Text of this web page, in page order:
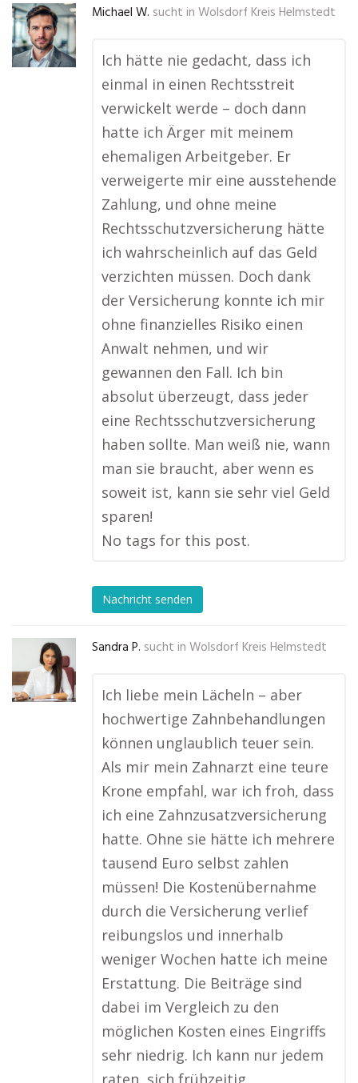
Michael W. sucht in Wolsdorf Kreis Helmstedt
Ich hätte nie gedacht, dass ich
einmal in einen Rechtsstreit
verwickelt werde – doch dann
hatte ich Ärger mit meinem
ehemaligen Arbeitgeber. Er
verweigerte mir eine ausstehende
Zahlung, und ohne meine
Rechtsschutzversicherung hätte
ich wahrscheinlich auf das Geld
verzichten müssen. Doch dank
der Versicherung konnte ich mir
ohne finanzielles Risiko einen
Anwalt nehmen, und wir
gewannen den Fall. Ich bin
absolut überzeugt, dass jeder
eine Rechtsschutzversicherung
haben sollte. Man weiß nie, wann
man sie braucht, aber wenn es
soweit ist, kann sie sehr viel Geld
sparen!
No tags for this post.
Nachricht senden
Sandra P. sucht in Wolsdorf Kreis Helmstedt
Ich liebe mein Lächeln – aber
hochwertige Zahnbehandlungen
können unglaublich teuer sein.
Als mir mein Zahnarzt eine teure
Krone empfahl, war ich froh, dass
ich eine Zahnzusatzversicherung
hatte. Ohne sie hätte ich mehrere
tausend Euro selbst zahlen
müssen! Die Kostenübernahme
durch die Versicherung verlief
reibungslos und innerhalb
weniger Wochen hatte ich meine
Erstattung. Die Beiträge sind
dabei im Vergleich zu den
möglichen Kosten eines Eingriffs
sehr niedrig. Ich kann nur jedem
raten, sich frühzeitig